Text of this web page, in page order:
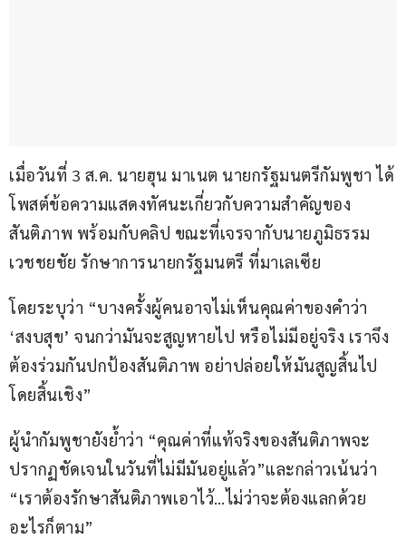
เมื่อวันที่ 3 ส.ค. นายฮุน มาเนต นายกรัฐมนตรีกัมพูชา ได้
โพสต์ข้อความแสดงทัศนะเกี่ยวกับความสำคัญของ
สันติภาพ พร้อมกับคลิป ขณะที่เจรจากับนายภูมิธรรม
เวชชยชัย รักษาการนายกรัฐมนตรี ที่มาเลเซีย
โดยระบุว่า “บางครั้งผู้คนอาจไม่เห็นคุณค่าของคำว่า
‘สงบสุข’ จนกว่ามันจะสูญหายไป หรือไม่มีอยู่จริง เราจึง
ต้องร่วมกันปกป้องสันติภาพ อย่าปล่อยให้มันสูญสิ้นไป
โดยสิ้นเชิง”
ผู้นำกัมพูชายังย้ำว่า “คุณค่าที่แท้จริงของสันติภาพจะ
ปรากฏชัดเจนในวันที่ไม่มีมันอยู่แล้ว”และกล่าวเน้นว่า
“เราต้องรักษาสันติภาพเอาไว้…ไม่ว่าจะต้องแลกด้วย
อะไรก็ตาม”